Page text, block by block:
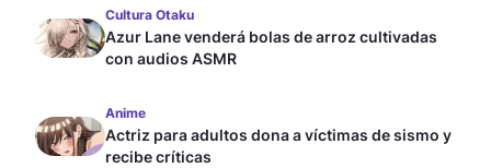
Cultura Otaku
Azur Lane venderá bolas de arroz cultivadas
con audios ASMR
Anime
Actriz para adultos dona a víctimas de sismo y
recibe críticas